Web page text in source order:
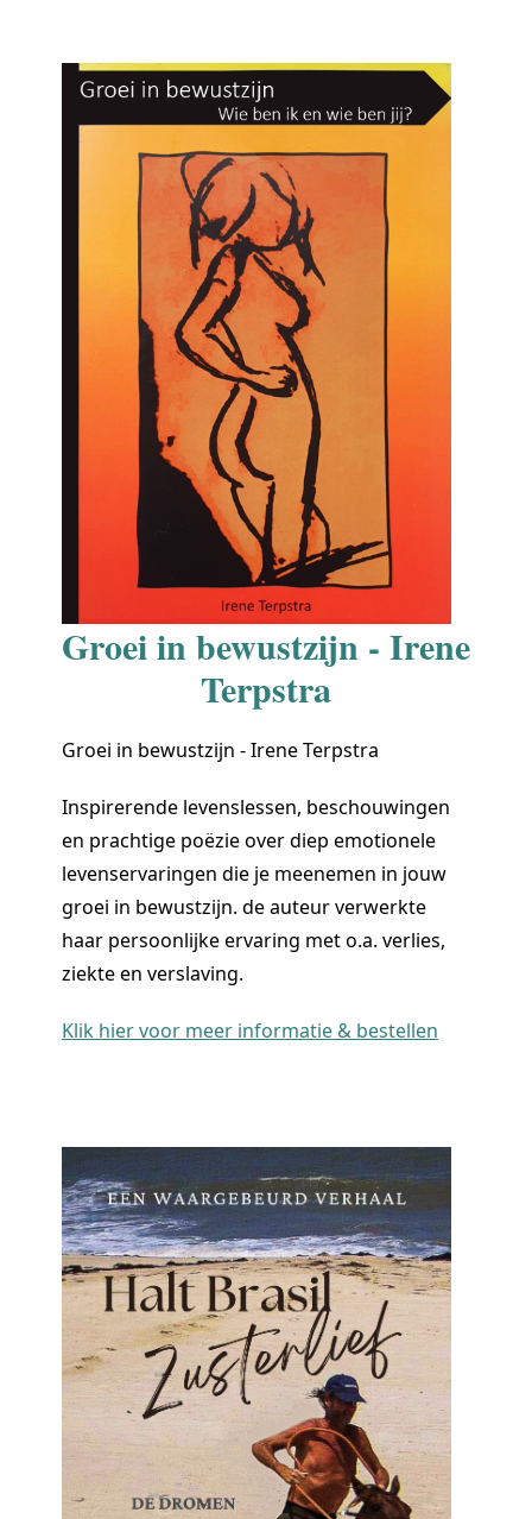
Groei in bewustzijn - Irene
Terpstra
Groei in bewustzijn - Irene Terpstra
Inspirerende levenslessen, beschouwingen
en prachtige poëzie over diep emotionele
levenservaringen die je meenemen in jouw
groei in bewustzijn. de auteur verwerkte
haar persoonlijke ervaring met o.a. verlies,
ziekte en verslaving.
Klik hier voor meer informatie & bestellen